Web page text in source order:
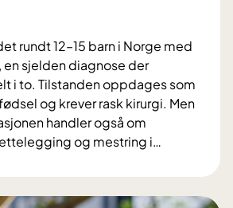
rundt 12–15 barn i Norge med
en sjelden diagnose der
i to. Tilstanden oppdages som
og krever rask kirurgi. Men
handler også om
og mestring i…